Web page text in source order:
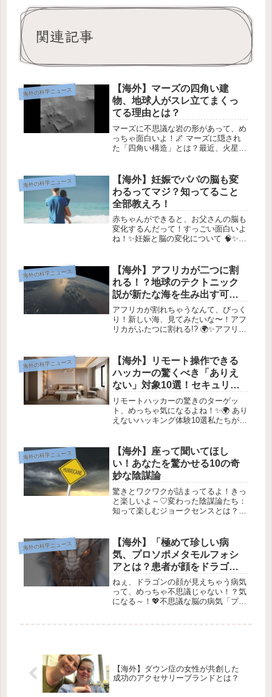
関連記事
海外の科学ニュース
【海外】マーズの四角い建
物、地球人がスレ立てまくっ
てる理由とは？
マーズに不思議な岩の形があって、め
っちゃ面白いよ！🌌 マーズに隠され
た「四角い構造」とは？最近、火星の
回は、火星の表面にある変わった岩の
形状についてお話しします。**📷 興...
海外の科学ニュース
【海外】妊娠でパパの脳も変
わるってマジ？知ってること
全部教えろ！
赤ちゃんができると、お父さんの脳も
変化するんだって！すっごい面白いよ
ね！✨妊娠と脳の変化について 🧠✨妊
ん起こりますよね。実は、妊娠中は身
体だけでなく、脳にもさまざまな...
海外の科学ニュース
【海外】アフリカが二つに割
れる！？地球のテクトニック
説が新たな海を生み出す可能
性
アフリカが割れちゃうなんて、びっく
り！新しい海、見てみたいな〜！アフ
リカがふたつに割れる!? 🌍✨アフリカ
的なプロセスで、何百万年もかかるけ
ど、東アフリカの一部が大陸から分...
海外の科学ニュース
【海外】リモート操作できる
ハッカーの驚くべき「ありえ
ない」対象10選！セキュリテ
ィの常識を覆す！
リモートハッカーの驚きのターゲッ
ト、めっちゃ気になるよね！✨🌍 あり
えないハッキング体験10選私たちがハ
姿。でも、実はもっと奇妙なものも標
的になることがあるんだよ！毎日使っ
て...
海外の科学ニュース
【海外】座って聞いてほし
い！あなたを驚かせる10の奇
妙な陰謀論
驚きとワクワクが詰まってるよ！きっ
と楽しいよ～♡変わった陰謀論たち：
知って楽しむジョークセンスとは？
かもしれないし、月がホログラムだと
考える人の記事を読んだことがあるで
し...
海外の科学ニュース
【海外】「極めて珍しい病
気、プロソポメタモルフォシ
アとは？患者が顔をドラゴン
として認識する不思議な現
象」
ねぇ、ドラゴンの顔が見えちゃう病気
って、めっちゃ不思議じゃない！？気
になる～！💖不思議な脳の病気「プロ
【海外】ダウン症の女性が共創した
成功のアクセサリーブランドとは？